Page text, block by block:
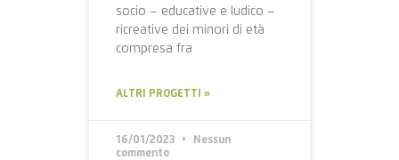
socio – educative e ludico –
ricreative dei minori di età
compresa fra
ALTRI PROGETTI »
16/01/2023
Nessun
commento